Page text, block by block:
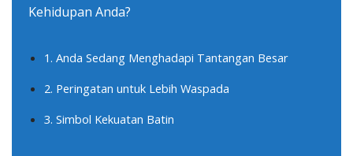
Kehidupan Anda?
1. Anda Sedang Menghadapi Tantangan Besar
2. Peringatan untuk Lebih Waspada
3. Simbol Kekuatan Batin